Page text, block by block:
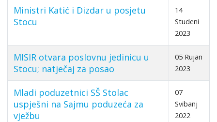
Ministri Katić i Dizdar u posjetu
Stocu
14
Studeni
2023
MISIR otvara poslovnu jedinicu u
Stocu; natječaj za posao
05 Rujan
2023
Mladi poduzetnici SŠ Stolac
uspješni na Sajmu poduzeća za
vježbu
07
Svibanj
2022